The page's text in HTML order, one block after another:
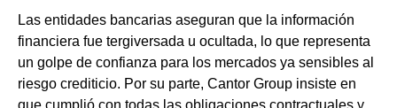
Las entidades bancarias aseguran que la información
financiera fue tergiversada u ocultada, lo que representa
un golpe de confianza para los mercados ya sensibles al
riesgo crediticio. Por su parte, Cantor Group insiste en
que cumplió con todas las obligaciones contractuales y